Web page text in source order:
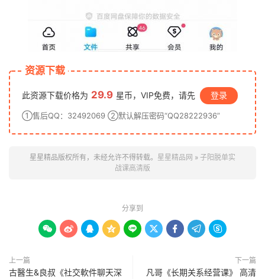
资源下载
此资源下载价格为 29.9 星币，VIP免费，请先 登录
①售后QQ：32492069 ②默认解压密码“QQ28222936”
星星精品版权所有，未经允许不得转载。 星星精品网 » 子阳脱单实
战课高清版
分享到
        
上一篇
古醫生&良叔《社交軟件聊天深
下一篇
凡哥《长期关系经营课》 高清